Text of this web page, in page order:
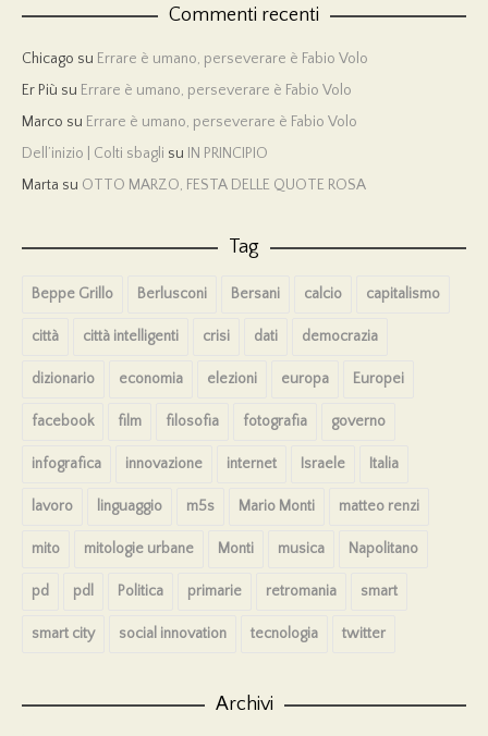
Commenti recenti
Chicago su Errare è umano, perseverare è Fabio Volo
Er Più su Errare è umano, perseverare è Fabio Volo
Marco su Errare è umano, perseverare è Fabio Volo
Dell’inizio | Colti sbagli su IN PRINCIPIO
Marta su OTTO MARZO, FESTA DELLE QUOTE ROSA
Tag
Beppe Grillo Berlusconi Bersani calcio capitalismo
città città intelligenti crisi dati democrazia
dizionario economia elezioni europa Europei
facebook film filosofia fotografia governo
infografica innovazione internet Israele Italia
lavoro linguaggio m5s Mario Monti matteo renzi
mito mitologie urbane Monti musica Napolitano
pd pdl Politica primarie retromania smart
smart city social innovation tecnologia twitter
Archivi